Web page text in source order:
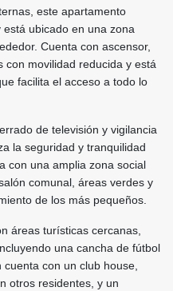
este apartamento
ubicado en una zona
Cuenta con ascensor,
con movilidad reducida y está
facilita el acceso a todo lo
de televisión y vigilancia
la seguridad y tranquilidad
con una amplia zona social
comunal, áreas verdes y
de los más pequeños.
áreas turísticas cercanas,
una cancha de fútbol
con un club house,
otros residentes, y un